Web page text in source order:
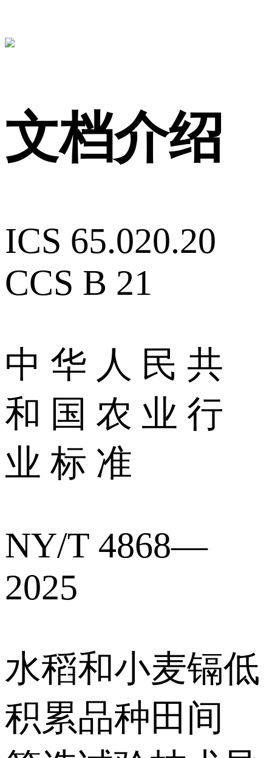
文档介绍
ICS 65.020.20
CCS B 21
中 华 人 民 共
和 国 农 业 行
业 标 准
NY/T 4868—
2025
水稻和小麦镉低
积累品种田间